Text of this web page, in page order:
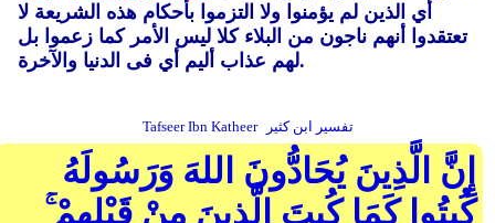
أي الذين لم يؤمنوا ولا التزموا بأحكام هذه الشريعة لا
تعتقدوا أنهم ناجون من البلاء كلا ليس الأمر كما زعموا بل
لهم عذاب أليم أي فى الدنيا والآخرة.
Tafseer Ibn Katheer تفسير ابن كثير
إِنَّ الَّذِينَ يُحَادُّونَ اللهَ وَرَسُولَهُ
كُبِتُوا كَمَا كُبِتَ الَّذِينَ مِنْ قَبْلِهِمْ ۚ